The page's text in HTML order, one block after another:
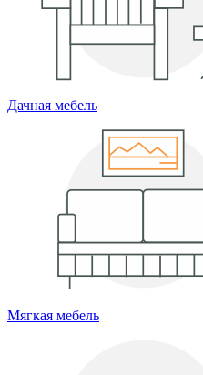
Дачная мебель
Мягкая мебель